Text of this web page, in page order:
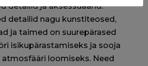
detailid ja aksessuaarid:
detailid nagu kunstiteosed,
ja taimed on suurepärased
isikupärastamiseks ja sooja
atmosfääri loomiseks. Need